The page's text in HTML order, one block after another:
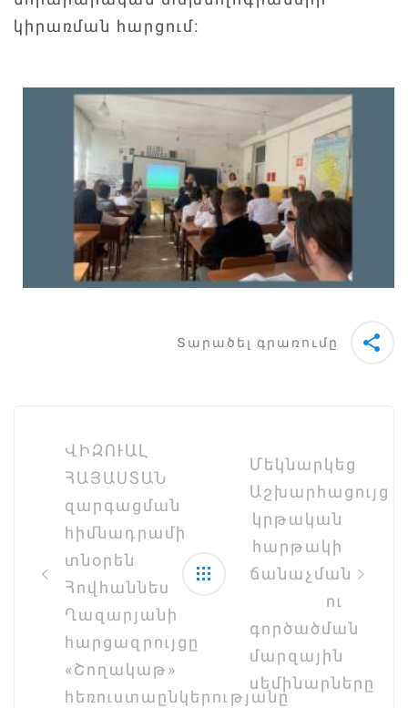
կիրառման հարցում։
Տարածել գրառումը
navigation
ՎԻԶՈՒԱԼ
ՀԱՅԱՍՏԱՆ
զարգացման
հիմնադրամի
տնօրեն
Հովհաննես
Ղազարյանի
հարցազրույցը
«Շողակաթ»
հեռուստաընկերությանը
Մեկնարկեց
Աշխարհացույց
կրթական
հարթակի
ճանաչման
ու
գործածման
մարզային
սեմինարները